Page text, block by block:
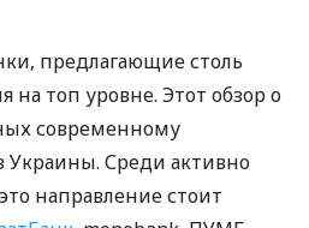
предлагающие столь
топ уровне. Этот обзор о
современному
Среди активно
направление стоит